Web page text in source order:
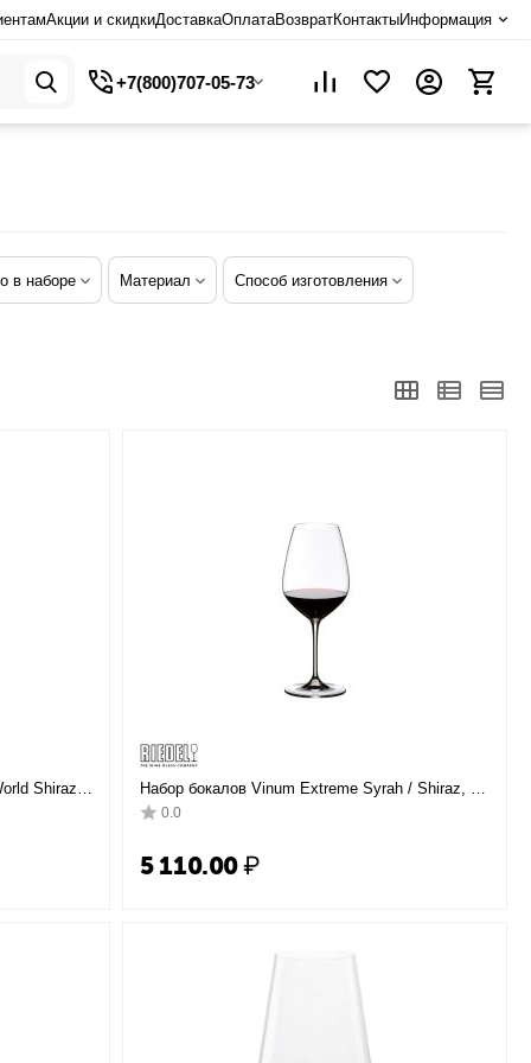
Акции и скидкиДоставкаОплатаВозвратКонтактыИнформация
+7(800)707-05-73
в наборе Материал Способ изготовления
Shiraz,
Набор бокалов Vinum Extreme Syrah / Shiraz, 2
шт., 630 мл, 4444/30, Riedel
0.0
5 110.00₽